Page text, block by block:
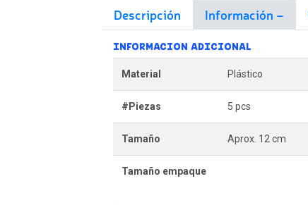
Descripción Información
INFORMACION ADICIONAL
Material Plástico
#Piezas 5 pcs
Tamaño Aprox. 12 cm
Tamaño empaque